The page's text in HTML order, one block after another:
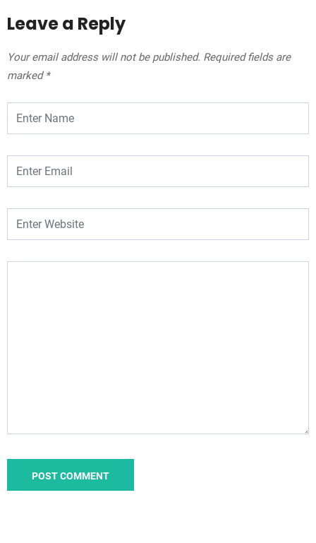
Leave a Reply
Your email address will not be published. Required fields are
marked *